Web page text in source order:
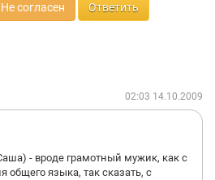
Не согласен Ответить
02:03 14.10.2009
- вроде грамотный мужик, как с
общего языка, так сказать, с